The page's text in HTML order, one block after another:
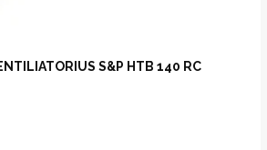
S&P HTB 140 RC